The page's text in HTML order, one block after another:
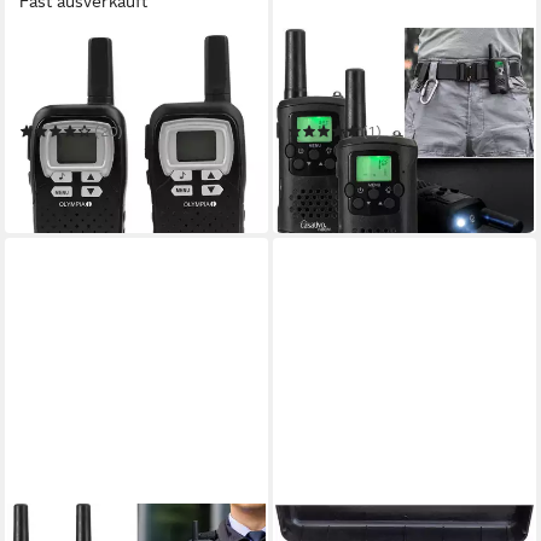
OLYMPIA OFFICE
Walkie Talkie
Sprechfunkgerät PMR 1208
(20)
ab 33,90 €
in 2-3 Werktagen bei dir
CASATIVO
Funkgerät Gürtelclip &
Taschenlampe, Walkie Talkie
mit 10km Reichweite
(1)
ab 52,99 € UVP 139,95 €
in 2-3 Werktagen bei dir
CASATIVO
STABO